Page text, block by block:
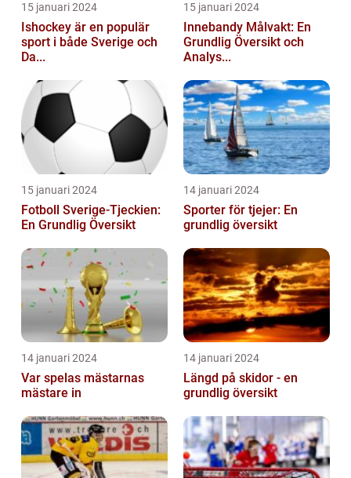
15 januari 2024
Ishockey är en populär
sport i både Sverige och
Da...
15 januari 2024
Innebandy Målvakt: En
Grundlig Översikt och
Analys...
15 januari 2024
Fotboll Sverige-Tjeckien:
En Grundlig Översikt
14 januari 2024
Sporter för tjejer: En
grundlig översikt
14 januari 2024
Var spelas mästarnas
mästare in
14 januari 2024
Längd på skidor - en
grundlig översikt